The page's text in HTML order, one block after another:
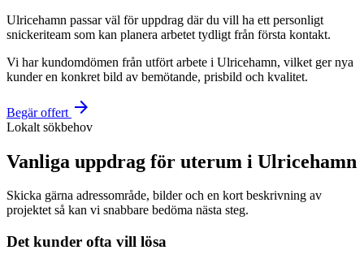
Ulricehamn passar väl för uppdrag där du vill ha ett personligt
snickeriteam som kan planera arbetet tydligt från första kontakt.
Vi har kundomdömen från utfört arbete i Ulricehamn, vilket ger nya
kunder en konkret bild av bemötande, prisbild och kvalitet.
Begär offert arrow_forward
Lokalt sökbehov
Vanliga uppdrag för uterum i Ulricehamn
Skicka gärna adressområde, bilder och en kort beskrivning av
projektet så kan vi snabbare bedöma nästa steg.
Det kunder ofta vill lösa